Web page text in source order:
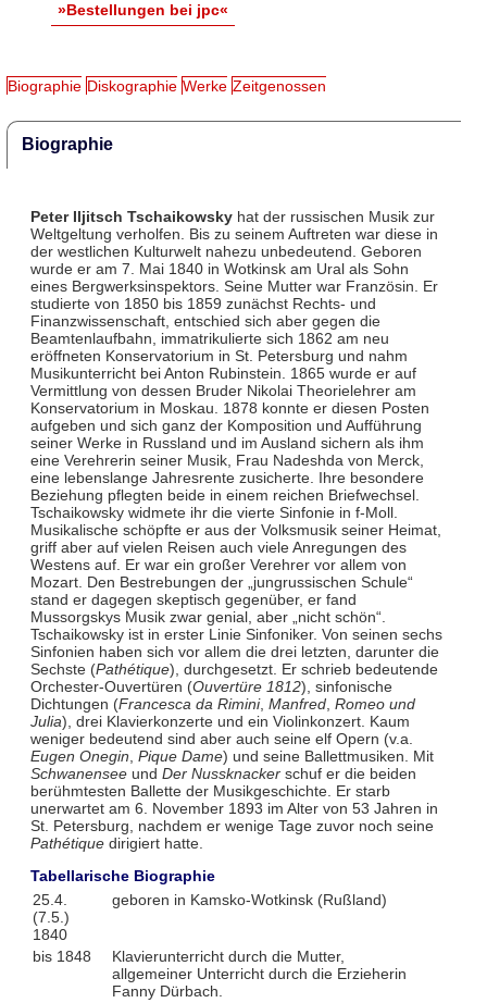
»Bestellungen bei jpc«
Biographie Diskographie Werke Zeitgenossen
Biographie
Peter Iljitsch Tschaikowskyhat der russischen Musik zur
Weltgeltung verholfen. Bis zu seinem Auftreten war diese in
der westlichen Kulturwelt nahezu unbedeutend. Geboren
wurde er am 7. Mai 1840 in Wotkinsk am Ural als Sohn
eines Bergwerksinspektors. Seine Mutter war Französin. Er
studierte von 1850 bis 1859 zunächst Rechts- und
Finanzwissenschaft, entschied sich aber gegen die
Beamtenlaufbahn, immatrikulierte sich 1862 am neu
eröffneten Konservatorium in St. Petersburg und nahm
Musikunterricht bei Anton Rubinstein. 1865 wurde er auf
Vermittlung von dessen Bruder Nikolai Theorielehrer am
Konservatorium in Moskau. 1878 konnte er diesen Posten
aufgeben und sich ganz der Komposition und Aufführung
seiner Werke in Russland und im Ausland sichern als ihm
eine Verehrerin seiner Musik, Frau Nadeshda von Merck,
eine lebenslange Jahresrente zusicherte. Ihre besondere
Beziehung pflegten beide in einem reichen Briefwechsel.
Tschaikowsky widmete ihr die vierte Sinfonie in f-Moll.
Musikalische schöpfte er aus der Volksmusik seiner Heimat,
griff aber auf vielen Reisen auch viele Anregungen des
Westens auf. Er war ein großer Verehrer vor allem von
Mozart. Den Bestrebungen der „jungrussischen Schule“
stand er dagegen skeptisch gegenüber, er fand
Mussorgskys Musik zwar genial, aber „nicht schön“.
Tschaikowsky ist in erster Linie Sinfoniker. Von seinen sechs
Sinfonien haben sich vor allem die drei letzten, darunter die
Sechste (Pathétique), durchgesetzt. Er schrieb bedeutende
Orchester-Ouvertüren (Ouvertüre 1812), sinfonische
Dichtungen (Francesca da Rimini, Manfred, Romeo und
Julia), drei Klavierkonzerte und ein Violinkonzert. Kaum
weniger bedeutend sind aber auch seine elf Opern (v.a.
Eugen Onegin Pique Dame) und seine Ballettmusiken. Mit
Schwanenseeund Der Nussknacker schuf er die beiden
berühmtesten Ballette der Musikgeschichte. Er starb
unerwartet am 6. November 1893 im Alter von 53 Jahren in
St. Petersburg, nachdem er wenige Tage zuvor noch seine
Pathétiquedirigiert hatte.
Tabellarische Biographie
25.4.
(7.5.)
1840
geboren in Kamsko-Wotkinsk (Rußland)
bis 1848
Klavierunterricht durch die Mutter,
allgemeiner Unterricht durch die Erzieherin
Fanny Dürbach.